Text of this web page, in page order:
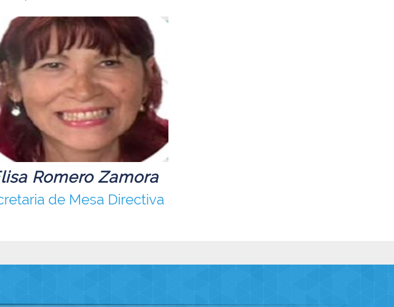
Romero Zamora
de Mesa Directiva